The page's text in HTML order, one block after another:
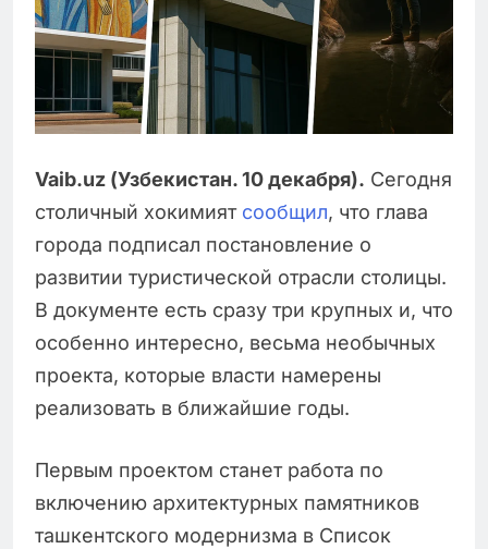
Vaib.uz (Узбекистан. 10 декабря). Сегодня
столичный хокимият сообщил, что глава
города подписал постановление о
развитии туристической отрасли столицы.
В документе есть сразу три крупных и, что
особенно интересно, весьма необычных
проекта, которые власти намерены
реализовать в ближайшие годы.
Первым проектом станет работа по
включению архитектурных памятников
ташкентского модернизма в Список